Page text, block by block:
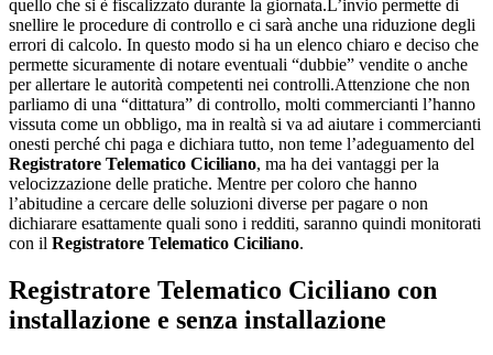
quello che si è fiscalizzato durante la giornata.L’invio permette di
snellire le procedure di controllo e ci sarà anche una riduzione degli
errori di calcolo. In questo modo si ha un elenco chiaro e deciso che
permette sicuramente di notare eventuali “dubbie” vendite o anche
per allertare le autorità competenti nei controlli.Attenzione che non
parliamo di una “dittatura” di controllo, molti commercianti l’hanno
vissuta come un obbligo, ma in realtà si va ad aiutare i commercianti
onesti perché chi paga e dichiara tutto, non teme l’adeguamento del
Registratore Telematico Ciciliano, ma ha dei vantaggi per la
velocizzazione delle pratiche. Mentre per coloro che hanno
l’abitudine a cercare delle soluzioni diverse per pagare o non
dichiarare esattamente quali sono i redditi, saranno quindi monitorati
con il Registratore Telematico Ciciliano.
Registratore Telematico Ciciliano con
installazione e senza installazione